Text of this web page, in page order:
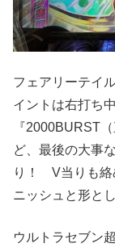
フェアリーテイ
イントは右打ち
『2000BURST
ど、最後の大事
り！ V当りも絡
ニッシュと形と
ウルトラセブン